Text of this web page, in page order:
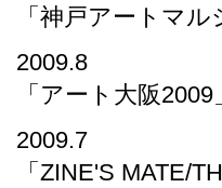
「神戸アートマ
2009.8
「アート大阪
2009.7
「ZINE'S MATE/